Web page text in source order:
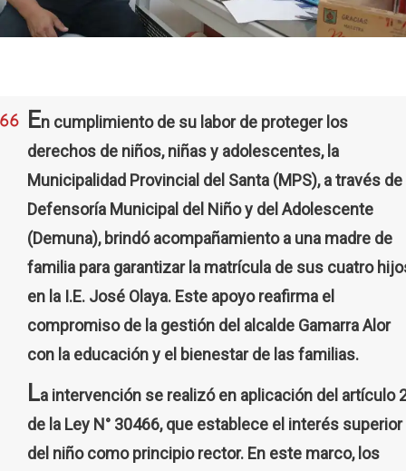
En cumplimiento de su labor de proteger los
derechos de niños, niñas y adolescentes, la
Municipalidad Provincial del Santa (MPS), a través de
Defensoría Municipal del Niño y del Adolescente
(Demuna), brindó acompañamiento a una madre de
familia para garantizar la matrícula de sus cuatro
en la I.E. José Olaya. Este apoyo reafirma el
compromiso de la gestión del alcalde Gamarra Alor
con la educación y el bienestar de las familias.
La intervención se realizó en aplicación del artículo
de la Ley N° 30466, que establece el interés superior
del niño como principio rector. En este marco, los